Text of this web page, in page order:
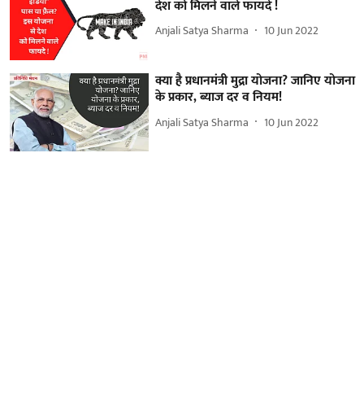
देश को मिलने वाले फायदे !
Anjali Satya Sharma 10 Jun 2022
क्या है प्रधानमंत्री मुद्रा योजना? जानिए योजना
के प्रकार, ब्याज दर व नियम!
Anjali Satya Sharma 10 Jun 2022